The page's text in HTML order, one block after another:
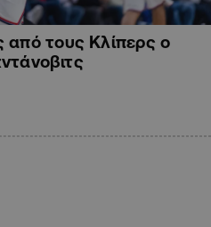
από τους Κλίπερς ο